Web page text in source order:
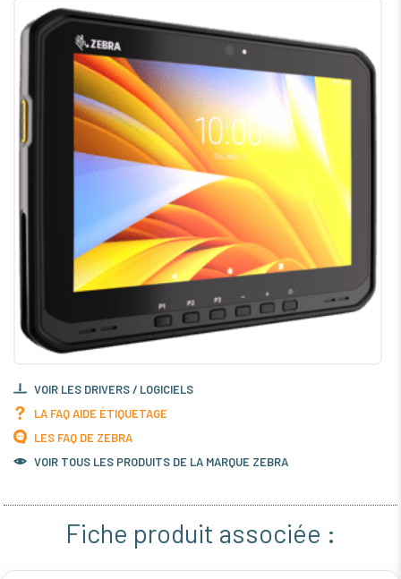
VOIR LES DRIVERS / LOGICIELS
LA FAQ AIDE ÉTIQUETAGE
LES FAQ DE ZEBRA
VOIR TOUS LES PRODUITS DE LA MARQUE ZEBRA
Fiche produit associée :